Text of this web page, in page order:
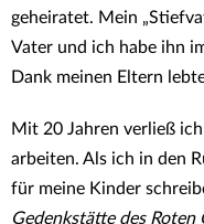
geheiratet. Mein
Vater und ich habe ihn
Dank meinen Eltern
Mit 20 Jahren verließ
arbeiten. Als ich in den
für meine Kinder
Gedenkstätte des Roten